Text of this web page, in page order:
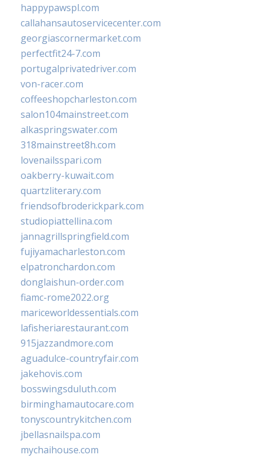
happypawspl.com
callahansautoservicecenter.com
georgiascornermarket.com
perfectfit24-7.com
portugalprivatedriver.com
von-racer.com
coffeeshopcharleston.com
salon104mainstreet.com
alkaspringswater.com
318mainstreet8h.com
lovenailsspari.com
oakberry-kuwait.com
quartzliterary.com
friendsofbroderickpark.com
studiopiattellina.com
jannagrillspringfield.com
fujiyamacharleston.com
elpatronchardon.com
donglaishun-order.com
fiamc-rome2022.org
mariceworldessentials.com
lafisheriarestaurant.com
915jazzandmore.com
aguadulce-countryfair.com
jakehovis.com
bosswingsduluth.com
birminghamautocare.com
tonyscountrykitchen.com
jbellasnailspa.com
mychaihouse.com